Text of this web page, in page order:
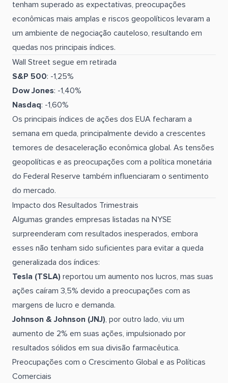
tenham superado as expectativas, preocupações
econômicas mais amplas e riscos geopolíticos levaram a
um ambiente de negociação cauteloso, resultando em
quedas nos principais índices.
Wall Street segue em retirada
S&P 500: -1,25%
Dow Jones: -1,40%
Nasdaq: -1,60%
Os principais índices de ações dos EUA fecharam a
semana em queda, principalmente devido a crescentes
temores de desaceleração econômica global. As tensões
geopolíticas e as preocupações com a política monetária
do Federal Reserve também influenciaram o sentimento
do mercado.
Impacto dos Resultados Trimestrais
Algumas grandes empresas listadas na NYSE
surpreenderam com resultados inesperados, embora
esses não tenham sido suficientes para evitar a queda
generalizada dos índices:
Tesla (TSLA) reportou um aumento nos lucros, mas suas
ações caíram 3,5% devido a preocupações com as
margens de lucro e demanda.
Johnson & Johnson (JNJ) , por outro lado, viu um
aumento de 2% em suas ações, impulsionado por
resultados sólidos em sua divisão farmacêutica.
Preocupações com o Crescimento Global e as Políticas
Comerciais